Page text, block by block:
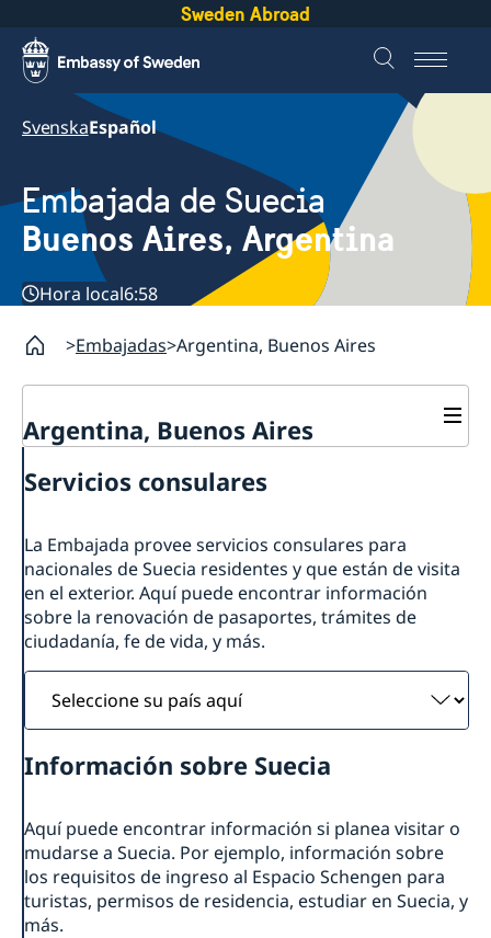
Sweden Abroad
SvenskaEspañol
Embajada de Suecia
Buenos Aires, Argentina
Hora local6:58
Embajadas Argentina, Buenos Aires
Argentina, Buenos Aires
Sobre la Embajada
Noticias
Servicios consulares
La Embajada provee servicios consulares para
nacionales de Suecia residentes y que están de visita
en el exterior. Aquí puede encontrar información
sobre la renovación de pasaportes, trámites de
ciudadanía, fe de vida, y más.
Seleccione
país
aquí
Información sobre Suecia
Aquí puede encontrar información si planea visitar o
mudarse a Suecia. Por ejemplo, información sobre
los requisitos de ingreso al Espacio Schengen para
turistas, permisos de residencia, estudiar en Suecia, y
más.